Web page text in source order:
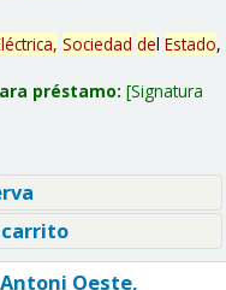
Sociedad del Estado,
préstamo: Signatura
Oeste,